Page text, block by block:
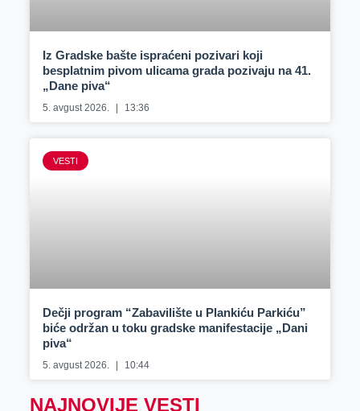
Iz Gradske bašte ispraćeni pozivari koji
besplatnim pivom ulicama grada pozivaju na 41.
„Dane piva“
5. avgust 2026. 13:36
VESTI
Dečji program “Zabavilište u Plankiću Parkiću”
biće održan u toku gradske manifestacije „Dani
piva“
5. avgust 2026. 10:44
NAJNOVIJE VESTI